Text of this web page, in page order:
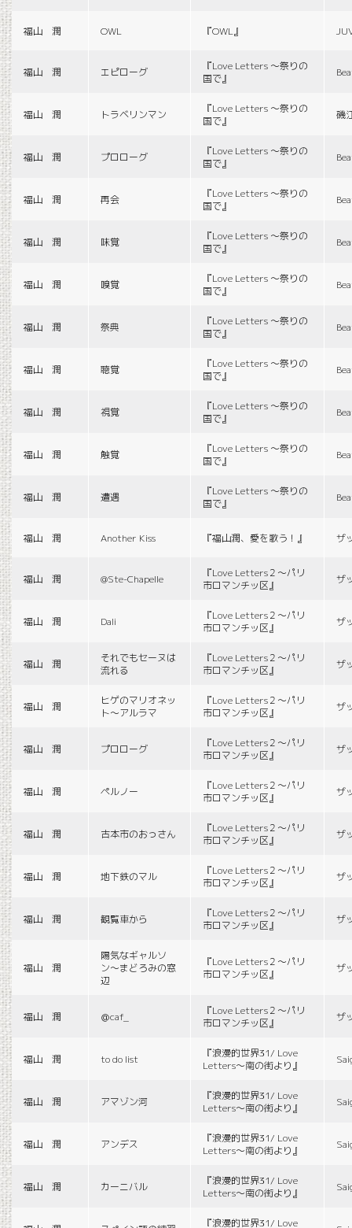
福山 潤 OWL 『OWL』
福山 潤 エピローグ
『Love Letters 〜祭りの
国で』
福山 潤 トラベリンマン
『Love Letters 〜祭りの
国で』
磯
福山 潤 プロローグ
『Love Letters 〜祭りの
国で』
福山 潤 再会
『Love Letters 〜祭りの
国で』
福山 潤 味覚
『Love Letters 〜祭りの
国で』
福山 潤 嗅覚
『Love Letters 〜祭りの
国で』
福山 潤 祭典
『Love Letters 〜祭りの
国で』
福山 潤 聴覚
『Love Letters 〜祭りの
国で』
福山 潤 視覚
『Love Letters 〜祭りの
国で』
福山 潤 触覚
『Love Letters 〜祭りの
国で』
福山 潤 遭遇
『Love Letters 〜祭りの
国で』
福山 潤 Another Kiss 『福山潤、愛を歌う！』 ザ
福山 潤 @Ste-Chapelle
『Love Letters２〜パリ
市ロマンチッ区』
ザ
福山 潤 Dali
『Love Letters２〜パリ
市ロマンチッ区』
ザ
福山 潤
それでもセーヌは
流れる
『Love Letters２〜パリ
市ロマンチッ区』
ザ
福山 潤
ヒゲのマリオネッ
ト〜アルラマ
『Love Letters２〜パリ
市ロマンチッ区』
ザ
福山 潤 プロローグ
『Love Letters２〜パリ
市ロマンチッ区』
ザ
福山 潤 ペルノー
『Love Letters２〜パリ
市ロマンチッ区』
ザ
福山 潤 古本市のおっさん
『Love Letters２〜パリ
市ロマンチッ区』
ザ
福山 潤 地下鉄のマル
『Love Letters２〜パリ
市ロマンチッ区』
ザ
福山 潤 観覧車から
『Love Letters２〜パリ
市ロマンチッ区』
ザ
福山 潤
陽気なギャルソ
ン〜まどろみの窓
辺
『Love Letters２〜パリ
市ロマンチッ区』
ザ
福山 潤 ＠caf_
『Love Letters２〜パリ
市ロマンチッ区』
ザ
福山 潤 to do list
『浪漫的世界31/ Love
Letters〜南の街より』
福山 潤 アマゾン河
『浪漫的世界31/ Love
Letters〜南の街より』
福山 潤 アンデス
『浪漫的世界31/ Love
Letters〜南の街より』
福山 潤 カーニバル
『浪漫的世界31/ Love
Letters〜南の街より』
『浪漫的世界31/ Love